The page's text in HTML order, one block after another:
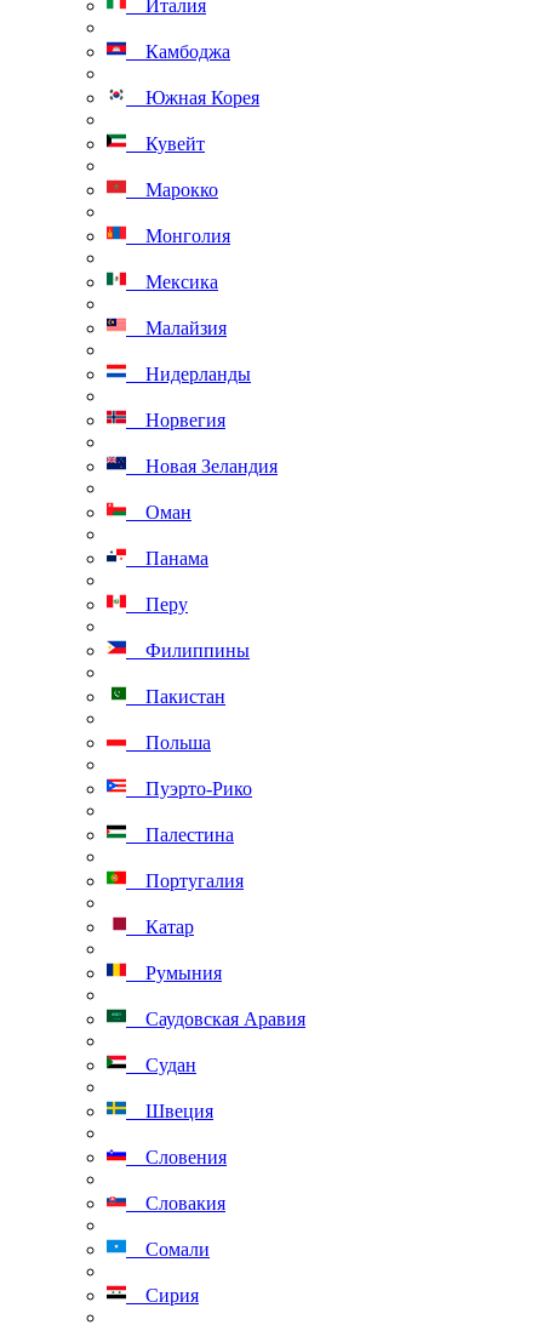
Италия
Камбоджа
Южная Корея
Кувейт
Марокко
Монголия
Мексика
Малайзия
Нидерланды
Норвегия
Новая Зеландия
Оман
Панама
Перу
Филиппины
Пакистан
Польша
Пуэрто-Рико
Палестина
Португалия
Катар
Румыния
Саудовская Аравия
Судан
Швеция
Словения
Словакия
Сомали
Сирия